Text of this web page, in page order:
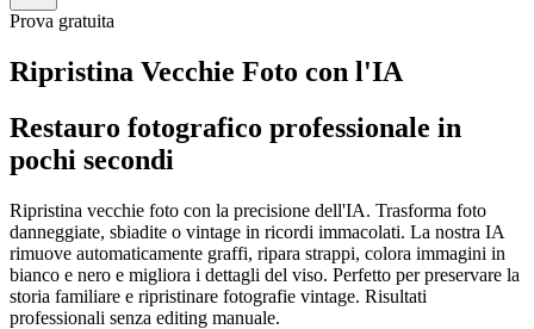
Prova gratuita
Ripristina Vecchie Foto con l'IA
Restauro fotografico professionale in
pochi secondi
Ripristina vecchie foto con la precisione dell'IA. Trasforma foto
danneggiate, sbiadite o vintage in ricordi immacolati. La nostra IA
rimuove automaticamente graffi, ripara strappi, colora immagini in
bianco e nero e migliora i dettagli del viso. Perfetto per preservare la
storia familiare e ripristinare fotografie vintage. Risultati
professionali senza editing manuale.